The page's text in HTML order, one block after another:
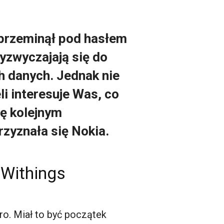
pod hasłem
się do
danych. Jednak nie
interesuje Was, co
kolejnym
się Nokia.
Miał to być początek